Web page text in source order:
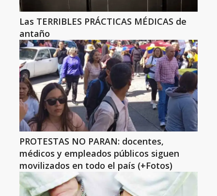
Las TERRIBLES PRÁCTICAS MÉDICAS de
antaño
PROTESTAS NO PARAN: docentes,
médicos y empleados públicos siguen
movilizados en todo el país (+Fotos)